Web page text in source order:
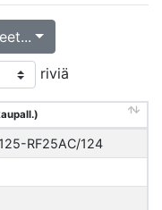
riviä
RF25AC/124